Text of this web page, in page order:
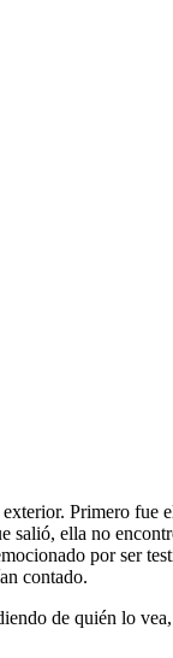
Primero
salió, ella no
por ser
contado.
de quién lo